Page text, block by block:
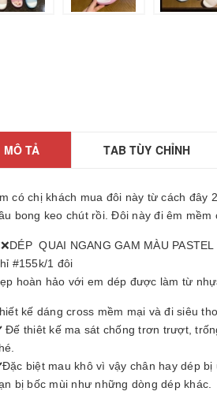
MÔ TẢ TAB TÙY CHỈNH
có chị khách mua đôi này từ cách đây
bong keo chút rồi. Đôi này đi êm
QUAI NGANG GAM MÀU PASTEL
#155k/1 đôi
hoàn hảo với em dép được làm từ
kế dáng cross mềm mại và đi siêu
Đế thiêt kế ma sát chống trơn trượt,
biệt mau khô vì vậy chân hay dép
bị bốc mùi như những dòng dép khác.
Thảm ngải cứu hàng
85.000₫
50.000₫